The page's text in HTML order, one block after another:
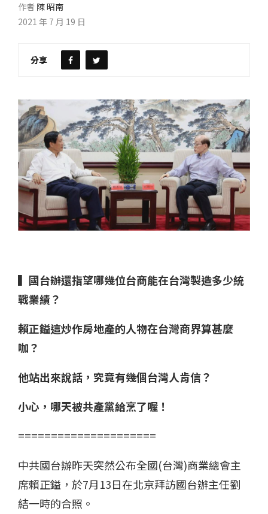
作者 陳 昭南
2021 年 7 月 19 日
分享
▍國台辦還指望哪幾位台商能在台灣製造多少統
戰業績？
賴正鎰這炒作房地產的人物在台灣商界算甚麼
咖？
他站出來說話，究竟有幾個台灣人肯信？
小心，哪天被共產黨給烹了喔！
=====================
中共國台辦昨天突然公布全國(台灣)商業總會主
席賴正鎰，於7月13日在北京拜訪國台辦主任劉
結一時的合照。